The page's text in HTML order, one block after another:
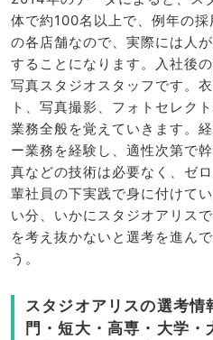
体で約100名以上で、例年の
の各店舗なので、実際には人
することになります。入社後
写真スタジオスタッフです。
ト、写真撮影、フォトセレク
業務全般を覚えていきます。
ー業務を経験し、適性次第で
真などの技術は必要なく、ゼ
輩社員の下実践で身に付けて
い分、いかにスタジオアリス
を考え抜かないと選考を進ん
う。
スタジオアリスの選考
門・短大・高専・大学・